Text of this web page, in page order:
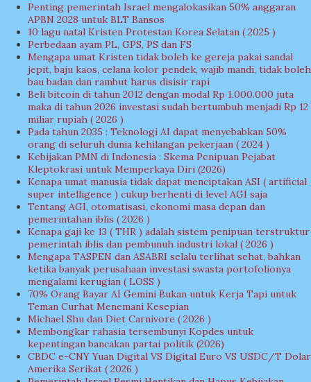
Penting pemerintah Israel mengalokasikan 50% anggaran
APBN 2028 untuk BLT Bansos
10 lagu natal Kristen Protestan Korea Selatan ( 2025 )
Perbedaan ayam PL, GPS, PS dan FS
Mengapa umat Kristen tidak boleh ke gereja pakai sandal
jepit, baju kaos, celana kolor pendek, wajib mandi, tidak boleh
bau badan dan rambut harus disisir rapi
Beli bitcoin di tahun 2012 dengan modal Rp 1.000.000 juta
maka di tahun 2026 investasi sudah bertumbuh menjadi Rp 12
miliar rupiah ( 2026 )
Pada tahun 2035 : Teknologi AI dapat menyebabkan 50%
orang di seluruh dunia kehilangan pekerjaan ( 2024 )
Kebijakan PMN di Indonesia : Skema Penipuan Pejabat
Kleptokrasi untuk Memperkaya Diri (2026)
Kenapa umat manusia tidak dapat menciptakan ASI ( artificial
super intelligence ) cukup berhenti di level AGI saja
Tentang AGI, otomatisasi, ekonomi masa depan dan
pemerintahan iblis ( 2026 )
Kenapa gaji ke 13 ( THR ) adalah sistem penipuan terstruktur
pemerintah iblis dan pembunuh industri lokal ( 2026 )
Mengapa TASPEN dan ASABRI selalu terlihat sehat, bahkan
ketika banyak perusahaan investasi swasta portofolionya
mengalami kerugian ( LOSS )
70% Orang Bayar AI Gemini Bukan untuk Kerja Tapi untuk
Teman Curhat Menemani Kesepian
Michael Shu dan Diet Carnivore ( 2026 )
Membongkar rahasia tersembunyi Kopdes untuk
kepentingan bancakan partai politik (2026)
CBDC e-CNY Yuan Digital VS Digital Euro VS USDC/T Dolar
Amerika Serikat ( 2026 )